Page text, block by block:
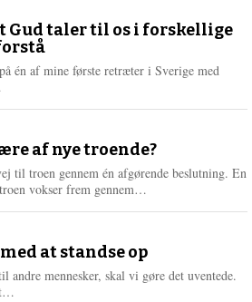
Gud taler til os i forskellige
én af mine første retræter i Sverige med
e
r
e
af nye troende?
til troen gennem én afgørende beslutning. En
vokser frem gennem…
e
r
e
at standse op
mennesker, skal vi gøre det uventede.